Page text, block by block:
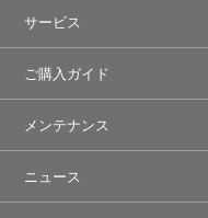
サービス
ご購入ガイド
メンテナンス
ニュース